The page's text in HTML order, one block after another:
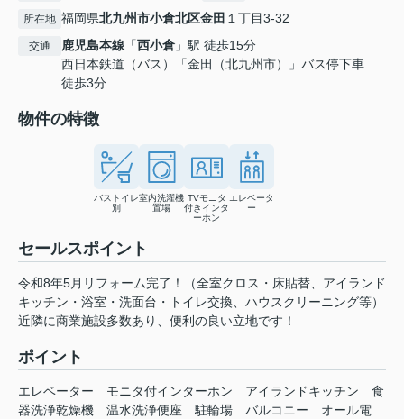
所在地 福岡県北九州市小倉北区金田 １丁目3-32
交通 鹿児島本線 「西小倉 」駅 徒歩15分
西日本鉄道（バス）「金田（北九州市）」バス停下車
徒歩3分
物件の特徴
バストイレ
別
室内洗濯機
置場
TVモニタ
付きインタ
ーホン
エレベータ
ー
セールスポイント
令和8年5月リフォーム完了！（全室クロス・床貼替、アイランド
キッチン・浴室・洗面台・トイレ交換、ハウスクリーニング等）
近隣に商業施設多数あり、便利の良い立地です！
ポイント
エレベーター モニタ付インターホン アイランドキッチン
食
器洗浄乾燥機
温水洗浄便座 駐輪場 バルコニー
オール電